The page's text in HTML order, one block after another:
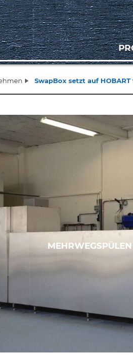
SwapBox setzt auf